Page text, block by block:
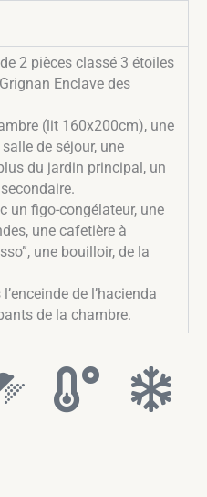
2 pièces classé 3 étoiles
Enclave des
(lit 160x200cm), une
de séjour, une
du jardin principal, un
un figo-congélateur, une
une cafetière à
une bouilloir, de la
de l’hacienda
de la chambre.